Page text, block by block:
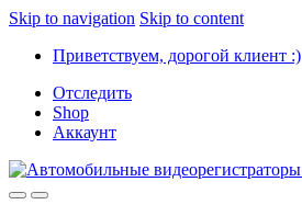
Skip to navigation Skip to content
Приветствуем, дорогой клиент :)
Отследить
Shop
Аккаунт